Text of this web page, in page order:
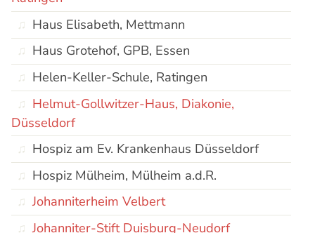
Haus Elisabeth, Mettmann
Haus Grotehof, GPB, Essen
Helen-Keller-Schule, Ratingen
Helmut-Gollwitzer-Haus, Diakonie,
Düsseldorf
Hospiz am Ev. Krankenhaus Düsseldorf
Hospiz Mülheim, Mülheim a.d.R.
Johanniterheim Velbert
Johanniter-Stift Duisburg-Neudorf